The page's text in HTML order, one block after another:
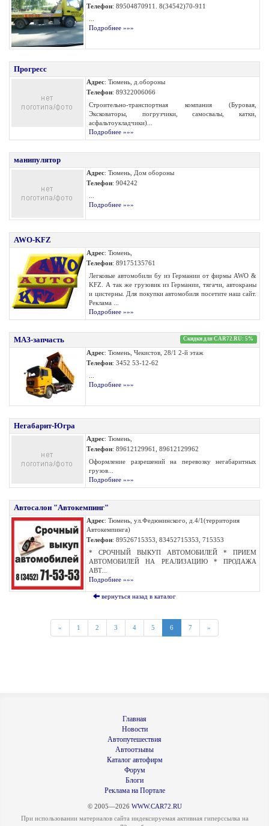
Телефон: 89504870911. 8(34542)70-911
Подробнее »»»
Прогресс
Адрес: Тюмень, д.обороны
Телефон: 89322006066
Строительно-транспортная компания (Буровая,
Эксковаторы, погрузчики, самосвалы, катки,
асфальтоукладчики)...
Подробнее »»»
манипулятор
Адрес: Тюмень, Дом обороны
Телефон: 904242
Подробнее »»»
AWO-KFZ
Адрес: Тюмень,
Телефон: 89175135761
Легковые автомобили бу из Германии от фирмы AWO &
KFZ. А так же грузовик из Германии, тягачи, автокраны
и цистерны. Для покупки автомобиля посетите наш сайт.
Реклама ...
Подробнее »»»
МАЗ-запчасть Скидки для CAR72.RU: 5%
Адрес: Тюмень, Чекистов, 28/1 2-й этаж
Телефон: 3452 53-12-62
Подробнее »»»
Негабарит-Югра
Адрес: Тюмень,
Телефон: 89612129961, 89612129962
Оформление разрешений на перевозку негабаритных
грузов...
Подробнее »»»
Автосалон "Автокемпинг"
Адрес: Тюмень, ул.Федюнинского, д.4/1(территория
Автокемпинга)
Телефон: 89526715353, 83452715353, 715353
* СРОЧНЫЙ ВЫКУП АВТОМОБИЛЕЙ * ПРИЕМ
АВТОМОБИЛЕЙ НА РЕАЛИЗАЦИЮ * ПРОДАЖА
АВТ...
Подробнее »»»
вернуться назад в каталог
« 1 2 3 4 5 6 7 »
Главная
Новости
Автопутешествия
Автоотзывы
Каталог автофирм
Форум
Блоги
Реклама на Портале
© 2005—2026 WWW.CAR72.RU
При использовании материалов сайта индексируемая активная гиперссылка на